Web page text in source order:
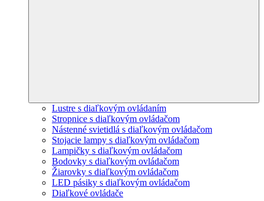
Lustre s diaľkovým ovládaním
Stropnice s diaľkovým ovládačom
Nástenné svietidlá s diaľkovým ovládačom
Stojacie lampy s diaľkovým ovládačom
Lampičky s diaľkovým ovládačom
Bodovky s diaľkovým ovládačom
Žiarovky s diaľkovým ovládačom
LED pásiky s diaľkovým ovládačom
Diaľkové ovládače